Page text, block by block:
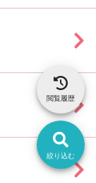
絞り込む
閲覧履歴